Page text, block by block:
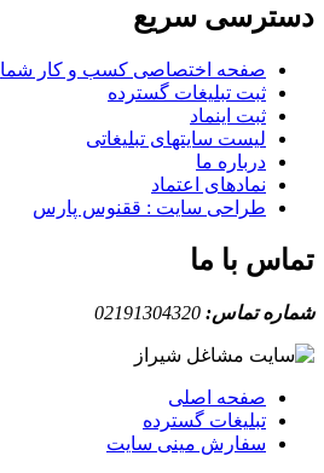
دسترسی سریع
صفحه اختصاصی کسب و کار شما
ثبت تبلیغات گسترده
ثبت اینماد
لیست سایتهای تبلیغاتی
درباره ما
نمادهای اعتماد
طراحی سایت : ققنوس پارس
تماس با ما
شماره تماس: 02191304320
صفحه اصلی
تبلیغات گسترده
سفارش مینی سایت